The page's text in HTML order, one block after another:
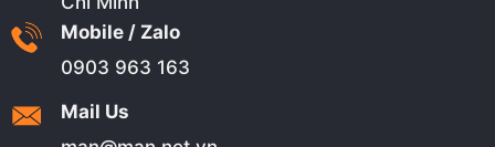
Mobile / Zalo
0903 963 163
Mail Us